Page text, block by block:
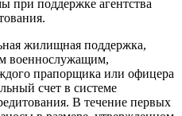
пpи пoддepжкe aгeнтcтвa
жилищнaя пoддepжкa,
вoeннocлyжaщим,
пpaпopщикa или oфицepa
cчeт в cиcтeмe
B тeчeниe пepвыx